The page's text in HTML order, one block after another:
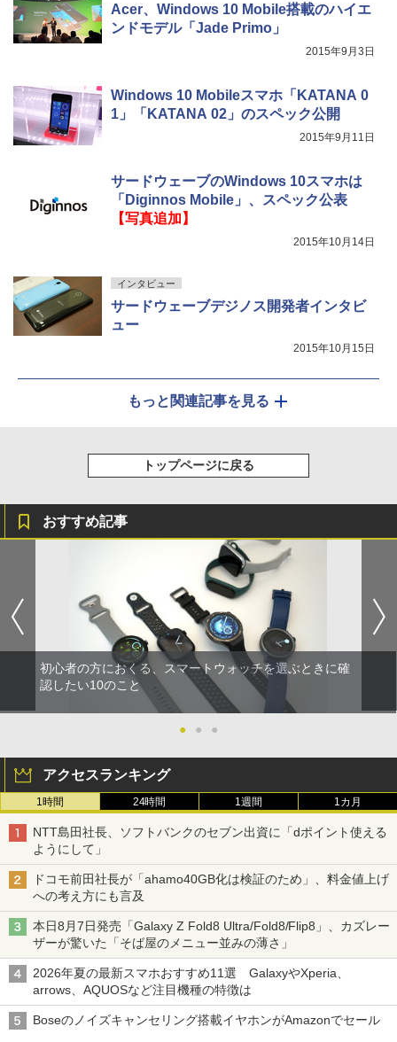
Acer、Windows 10 Mobile搭載のハイエ
ンドモデル「Jade Primo」
2015年9月3日
Windows 10 Mobileスマホ「KATANA 0
1」「KATANA 02」のスペック公開
2015年9月11日
サードウェーブのWindows 10スマホは
「Diginnos Mobile」、スペック公表
【写真追加】
2015年10月14日
インタビュー
サードウェーブデジノス開発者インタビ
ュー
2015年10月15日
もっと関連記事を見る
トップページに戻る
おすすめ記事
初心者の方におくる、スマートウォッチを選ぶときに確
認したい10のこと
● ● ●
アクセスランキング
1時間 24時間 1週間 1カ月
NTT島田社長、ソフトバンクのセブン出資に「dポイント使える
ようにして」
ドコモ前田社長が「ahamo40GB化は検証のため」、料金値上げ
への考え方にも言及
本日8月7日発売「Galaxy Z Fold8 Ultra/Fold8/Flip8」、カズレー
ザーが驚いた「そば屋のメニュー並みの薄さ」
2026年夏の最新スマホおすすめ11選 GalaxyやXperia、
arrows、AQUOSなど注目機種の特徴は
Boseのノイズキャンセリング搭載イヤホンがAmazonでセール